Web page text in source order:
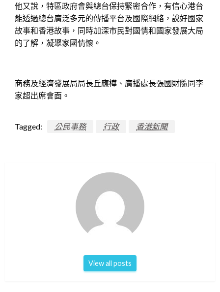
他又說，特區政府會與總台保持緊密合作，有信心港台
能透過總台廣泛多元的傳播平台及國際網絡，說好國家
故事和香港故事，同時加深市民對國情和國家發展大局
的了解，凝聚家國情懷。
商務及經濟發展局局長丘應樺、廣播處長張國財隨同李
家超出席會面。
Tagged: 公民事務 行政 香港新聞
View all posts